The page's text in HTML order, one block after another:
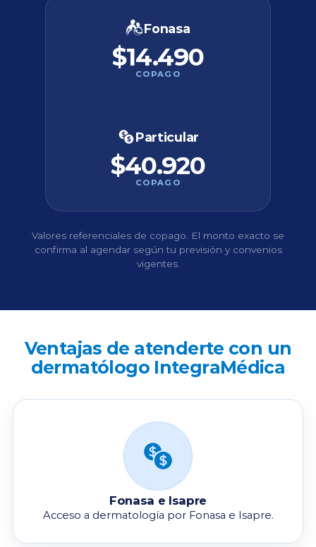
Fonasa
$14.490
COPAGO
Particular
$40.920
COPAGO
Valores referenciales de copago. El monto exacto se
confirma al agendar según tu previsión y convenios
vigentes.
Ventajas de atenderte con un
dermatólogo IntegraMédica
Fonasa e Isapre
Acceso a dermatología por Fonasa e Isapre.